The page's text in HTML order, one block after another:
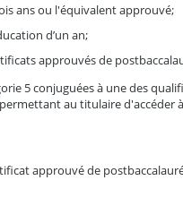
ans ou l'équivalent approuvé;
d’un an;
approuvés de
5 conjuguées à une des
au titulaire d'accéder
approuvé de